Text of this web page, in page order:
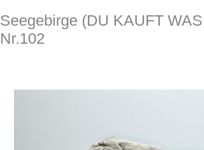
Seegebirge (DU KAUFT
Nr.102